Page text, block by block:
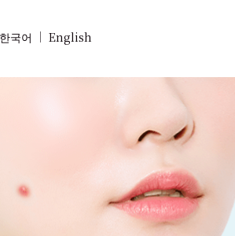
한국어 English